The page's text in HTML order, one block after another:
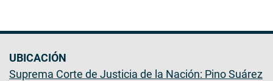
UBICACIÓN
Suprema Corte de Justicia de la Nación: Pino Suárez